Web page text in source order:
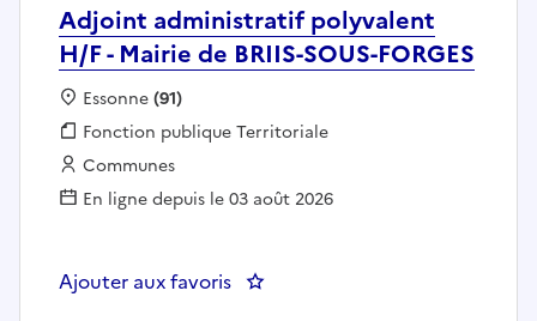
Adjoint administratif polyvalent
H/F - Mairie de BRIIS-SOUS-FORGES
Localisation :
Essonne(91)
Fonction publique :
Fonction publique Territoriale
Employeur :
Communes
En ligne depuis le 03 août 2026
Ajouter aux favoris